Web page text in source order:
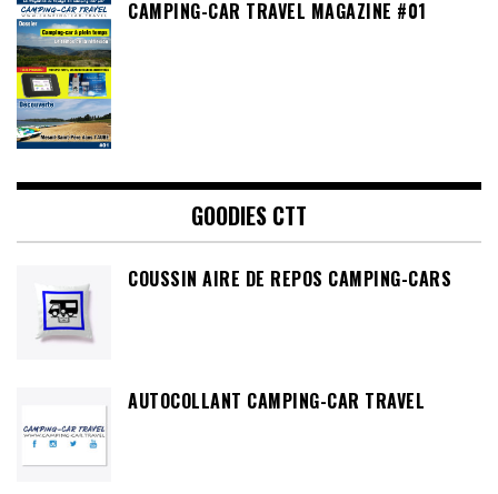
CAMPING-CAR TRAVEL MAGAZINE #01
GOODIES CTT
COUSSIN AIRE DE REPOS CAMPING-CARS
AUTOCOLLANT CAMPING-CAR TRAVEL